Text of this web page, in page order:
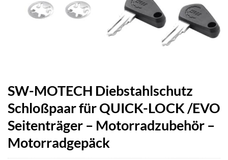
SW-MOTECH Diebstahlschutz
Schloßpaar für QUICK-LOCK /EVO
Seitenträger – Motorradzubehör –
Motorradgepäck